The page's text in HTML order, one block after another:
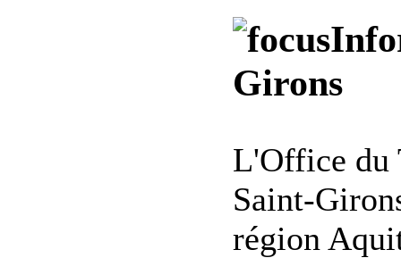
Girons
L'Office du
Saint-
région